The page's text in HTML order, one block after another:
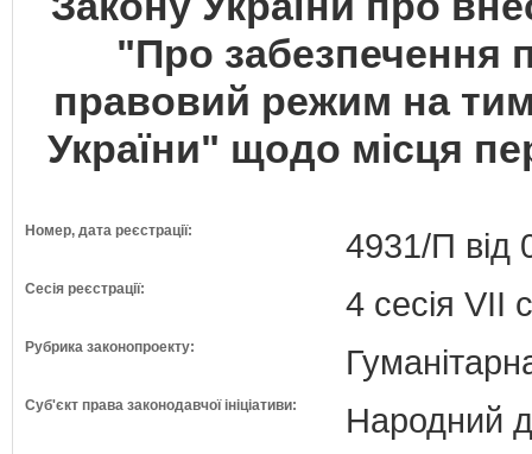
"Про забезпечення
правовий режим на
України" щодо місця
Номер, дата реєстрації: 4931/П від
Сесія реєстрації: 4 сесія VII
Рубрика законопроекту:
Суб'єкт права законодавчої ініціативи: Народний